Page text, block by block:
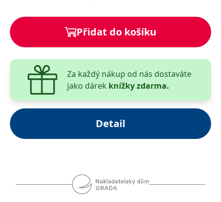
Kniha také nabízí ukázkové lekce a přehled
kombinace interaktivních technik a výukových metod
v souborné tabulce. Veškeré techniky a metody
obsažené v publikaci jsou výsledkem mnohaleté
praxe autorky na všech úrovních vzdělávání i v rámci
bohatého spektra výukových situací.
Přidat do košíku
Za každý nákup od nás dostaváte
jako dárek knížky zdarma.
Detail